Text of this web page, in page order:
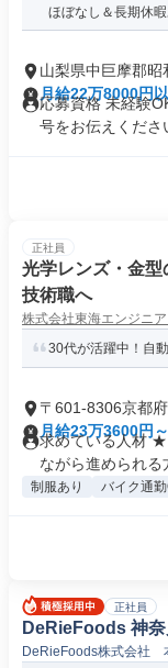
ほぼなし＆長期休
山梨県中巨摩郡昭
月給22万8000円
応募資格 未経験
号をお伝えくださ
正社員
光学レンズ・金
技術職へ
株式会社東海エンジニ
30代が活躍中！自
〒601-8306京都
町
月給23万3600円
求めている人材
ながら進められる
制服あり バイク通
正社員
DeRieFoods 神
DeRieFoods株式会社